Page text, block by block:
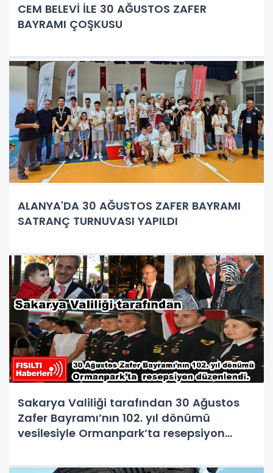
CEM BELEVİ İLE 30 AĞUSTOS ZAFER
BAYRAMI ÇOŞKUSU
ALANYA'DA 30 AĞUSTOS ZAFER BAYRAMI
SATRANÇ TURNUVASI YAPILDI
Sakarya Valiliği tarafından 30 Ağustos
Zafer Bayramı’nın 102. yıl dönümü
vesilesiyle Ormanpark’ta resepsiyon